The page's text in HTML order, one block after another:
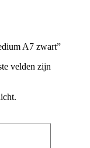
A7 zwart”
velden zijn